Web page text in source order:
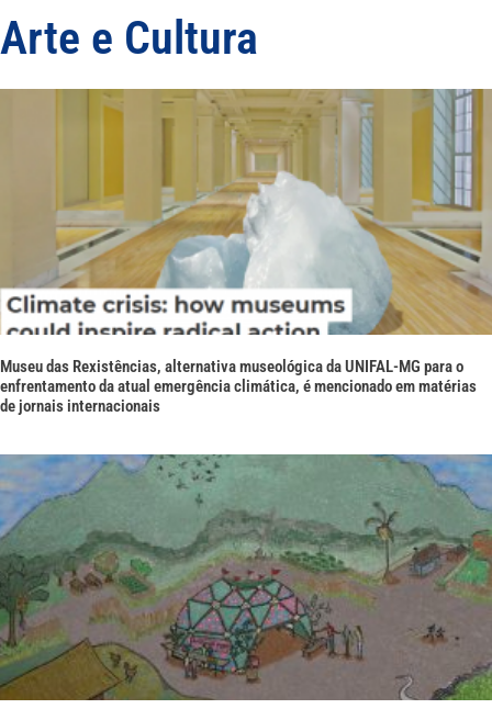
Arte e Cultura
Museu das Rexistências, alternativa museológica da UNIFAL-MG para o
enfrentamento da atual emergência climática, é mencionado em matérias
de jornais internacionais